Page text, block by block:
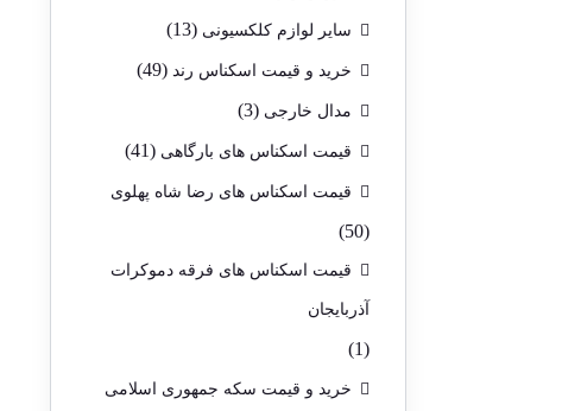
سایر لوازم کلکسیونی (13)
خرید و قیمت اسکناس رند (49)
مدال خارجی (3)
قیمت اسکناس های بارگاهی (41)
قیمت اسکناس های رضا شاه پهلوی
(50)
قیمت اسکناس های فرقه دموکرات
آذربایجان
(1)
خرید و قیمت سکه جمهوری اسلامی